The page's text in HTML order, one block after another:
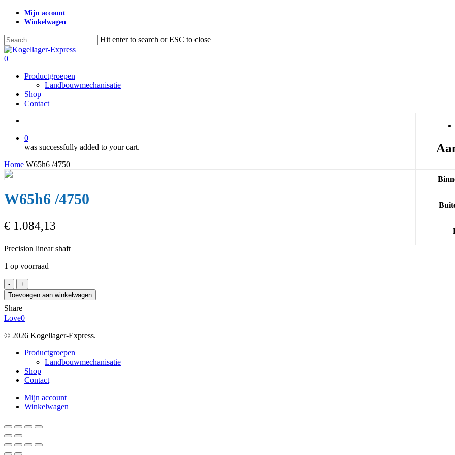
Skip
content
Mijn account
Winkelwagen
Hit enter to search or ESC to close
Close
Search
search
0
Productgroepen
Landbouwmechanisatie
Shop
Contact
0
was successfully added to your cart.
Home W65h6 /4750
W65h6 /4750
€ 1.084,13
Precision linear shaft
1 op voorraad
W65h6
/4750
aantal
Toevoegen aan winkelwagen
Share
Love0
© 2026 Kogellager-Express.
Close
Productgroepen
Landbouwmechanisatie
Shop
Contact
Mijn account
Winkelwagen